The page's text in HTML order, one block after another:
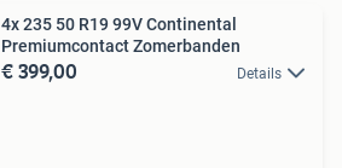
4x 235 50 R19 99V Continental
Premiumcontact Zomerbanden
€ 399,00 Details